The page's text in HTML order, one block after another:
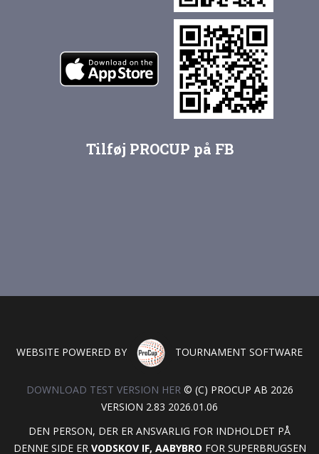
Tilføj PROCUP på FB
WEBSITE POWERED BY TOURNAMENT SOFTWARE
DOWNLOAD TEST VERSION HER© (C) PROCUP AB 2026
VERSION 2.83 2026.01.06
DEN PERSON, DER ER ANSVARLIG FOR INDHOLDET PÅ
DENNE SIDE ER VODSKOV IF, AABYBRO FOR SUPERBRUGSEN